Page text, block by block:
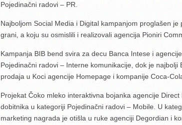
Pojedinačni radovi – PR.
Najboljom Social Media i Digital kampanjom proglašen
grani, a koju su osmislili i realizovali agencija Pioniri
Kampanja BIB bend svira za decu Banca Intese i
Pojedinačni radovi – Interne komunikacije, dok je
prodaja u Koci agencije Homepage i kompanije Coca-
Projekat Čoko mleko interaktivna bojanka agencije
dobitnika u kategoriji Pojedinačni radovi – Mobile. U
marketing nagrada je otišla u ruke agenciji Degordian i